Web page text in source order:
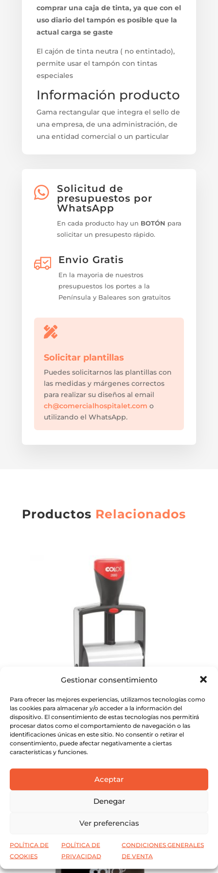
Gestionar consentimiento
Para ofrecer las mejores experiencias, utilizamos tecnologías como
las cookies para almacenar y/o acceder a la información del
dispositivo. El consentimiento de estas tecnologías nos permitirá
procesar datos como el comportamiento de navegación o las
identificaciones únicas en este sitio. No consentir o retirar el
consentimiento, puede afectar negativamente a ciertas
características y funciones.
Aceptar
Denegar
Ver preferencias
POLÍTICA DE
COOKIES
POLÍTICA DE
PRIVACIDAD
CONDICIONES GENERALES
DE VENTA
comprar una caja de tinta, ya que con el
uso diario del tampón es posible que la
actual carga se gaste
El cajón de tinta neutra ( no entintado),
permite usar el tampón con tintas
especiales
Información producto
Gama rectangular que integra el sello de
una empresa, de una administración, de
una entidad comercial o un particular

Solicitud de
presupuestos por
WhatsApp
En cada producto hay un BOTÓN para
solicitar un presupesto rápido.
Envio Gratis
En la mayoria de nuestros
presupuestos los portes a la
Península y Baleares son gratuitos

Solicitar plantillas
Puedes solicitarnos las plantillas con
las medidas y márgenes correctos
para realizar su diseños al email
ch@comercialhospitalet.com o
utilizando el WhatsApp.
Productos Relacionados
Tampón metálico · Clasic Line con
fechador
SELECCIONAR OPCIONES
Este
tiene
opciones
pueden
elegir
en
SELECCIONAR OPCIONES
Este
tiene
opciones
se
pueden